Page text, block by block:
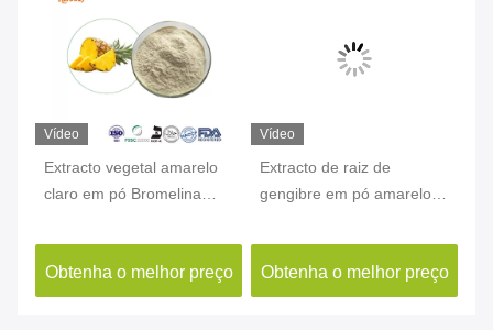
Vídeo
Extracto vegetal amarelo
claro em pó Bromelina
de abacaxi em pó
Obtenha o melhor preço
Vídeo
Extracto de raiz de
gengibre em pó amarelo
Obtenha o melhor preço